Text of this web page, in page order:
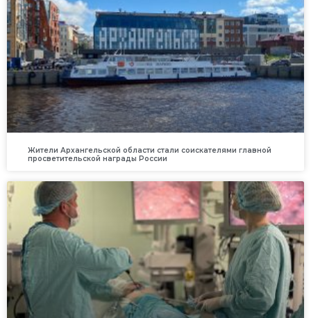
Жители Архангельской области стали соискателями главной
просветительской награды России